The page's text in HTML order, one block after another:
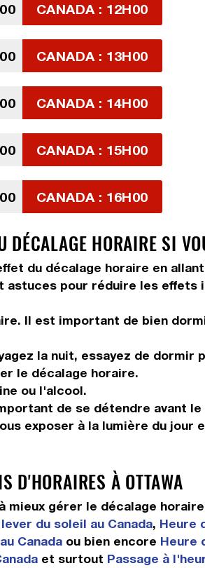
CANADA : 12H00
CANADA : 13H00
CANADA : 14H00
CANADA : 15H00
CANADA : 16H00
DÉCALAGE HORAIRE SI
du décalage horaire en
pour réduire les effets
Il est important de bien
la nuit, essayez de dormir
le décalage horaire.
ou l'alcool.
de se détendre avant
exposer à la lumière du jour
D'HORAIRES À OTTAWA
mieux gérer le décalage horaire
du soleil au Canada, Heure
Canada ou bien encore Heure
et surtout Passage à